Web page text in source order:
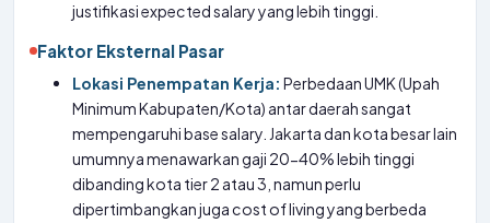
justifikasi expected salary yang lebih tinggi.
Faktor Eksternal Pasar
Lokasi Penempatan Kerja: Perbedaan UMK (Upah
Minimum Kabupaten/Kota) antar daerah sangat
mempengaruhi base salary. Jakarta dan kota besar lain
umumnya menawarkan gaji 20-40% lebih tinggi
dibanding kota tier 2 atau 3, namun perlu
dipertimbangkan juga cost of living yang berbeda